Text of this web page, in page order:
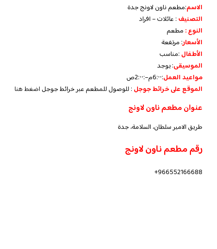
الاسم:مطعم ناون لاونج جدة
التصنيف : عائلات – افراد
النوع : مطعم
الأسعار: مرتفعة
الأطفال :مناسب
الموسيقى:يوجد
مواعيد العمل:6:٠٠م–:2:٠٠ص
الموقع على خرائط جوجل : للوصول للمطعم عبر خرائط جوجل اضغط هنا
عنوان مطعم ناون لاونج
طريق الامير سلطان، السلامة، جدة
رقم مطعم ناون لاونج
966552166688+